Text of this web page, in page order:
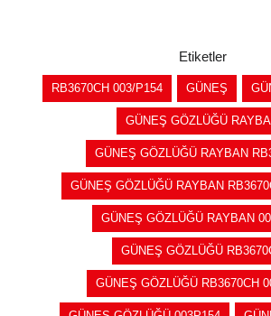
Etiketler
RB3670CH 003/P154 GÜNEŞ
GÜNEŞ GÖZLÜĞÜ
GÜNEŞ GÖZLÜĞÜ RAYBAN
GÜNEŞ GÖZLÜĞÜ RAYBAN
GÜNEŞ GÖZLÜĞÜ RAYBAN
GÜNEŞ GÖZLÜĞÜ
GÜNEŞ GÖZLÜĞÜ RB3670CH